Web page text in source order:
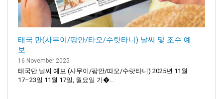
태국 만(사무이/팡안/타오/수랏타니) 날씨 및 조수 예
보
16 November 2025
태국만 날씨 예보 (사무이/팡안/따오/수랏타니) 2025년 11월
17–23일 11월 17일, 월요일 기�...